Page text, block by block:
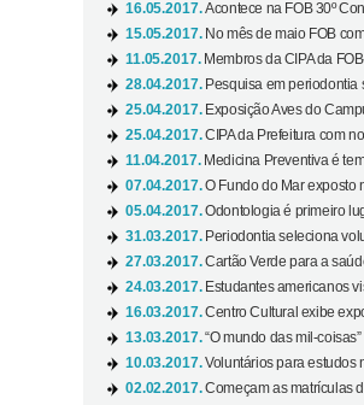
16.05.2017.Acontece na FOB 30º
15.05.2017. No mês de maio FOB
11.05.2017. Membros da CIPA da
28.04.2017. Pesquisa em periodontia
25.04.2017. Exposição Aves do
25.04.2017.CIPA da Prefeitura com
11.04.2017. Medicina Preventiva é
07.04.2017.O Fundo do Mar exposto
05.04.2017.Odontologia é primeiro
31.03.2017. Periodontia seleciona
27.03.2017.Cartão Verde para a
24.03.2017. Estudantes americanos
16.03.2017.Centro Cultural exibe
13.03.2017.“O mundo das mil-
10.03.2017.Voluntários para estudos
02.02.2017.Começam as matrículas